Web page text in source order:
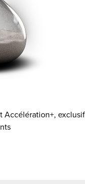
Accélération+, exclusif